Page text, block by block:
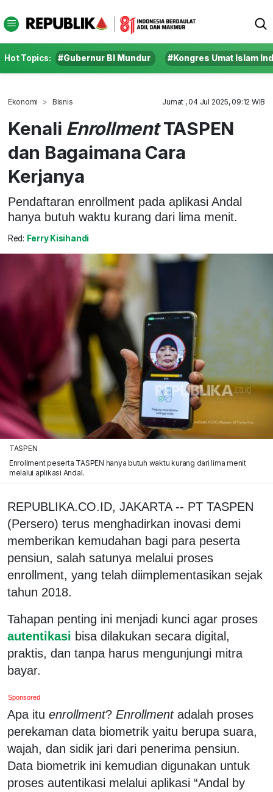
Hot Topics: #Gubernur BI Mundur #Kongres Umat Islam
Ekonomi Bisnis Jumat , 04 Jul 2025, 09:12 WIB
Kenali EnrollmentTASPEN
dan Bagaimana Cara
Kerjanya
Pendaftaran enrollment pada aplikasi Andal
hanya butuh waktu kurang dari lima menit.
Red: Ferry Kisihandi
TASPEN
Enrollment peserta TASPEN hanya butuh waktu kurang dari lima menit
melalui aplikasi Andal.
REPUBLIKA.CO.ID, JAKARTA -- PT TASPEN
(Persero) terus menghadirkan inovasi demi
memberikan kemudahan bagi para peserta
pensiun, salah satunya melalui proses
enrollment, yang telah diimplementasikan sejak
tahun 2018.
Tahapan penting ini menjadi kunci agar proses
autentikasi bisa dilakukan secara digital,
praktis, dan tanpa harus mengunjungi mitra
bayar.
Sponsored
Apa itu enrollment? Enrollmentadalah proses
perekaman data biometrik yaitu berupa suara,
wajah, dan sidik jari dari penerima pensiun.
Data biometrik ini kemudian digunakan untuk
proses autentikasi melalui aplikasi “Andal by